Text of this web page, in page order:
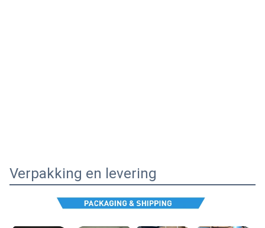
Verpakking en levering